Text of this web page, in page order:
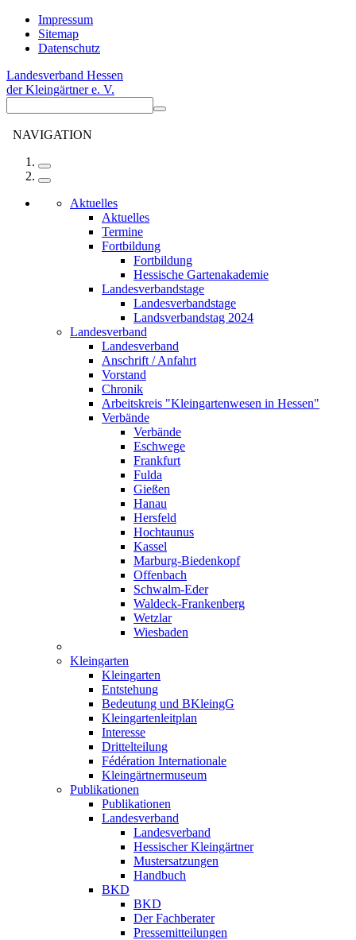
Impressum
Sitemap
Datenschutz
Landesverband Hessen
der Kleingärtner e. V.
NAVIGATION
Aktuelles
Aktuelles
Termine
Fortbildung
Fortbildung
Hessische Gartenakademie
Landesverbandstage
Landesverbandstage
Landsverbandstag 2024
Landesverband
Landesverband
Anschrift / Anfahrt
Vorstand
Chronik
Arbeitskreis "Kleingartenwesen in Hessen"
Verbände
Verbände
Eschwege
Frankfurt
Fulda
Gießen
Hanau
Hersfeld
Hochtaunus
Kassel
Marburg-Biedenkopf
Offenbach
Schwalm-Eder
Waldeck-Frankenberg
Wetzlar
Wiesbaden
Kleingarten
Kleingarten
Entstehung
Bedeutung und BKleingG
Kleingartenleitplan
Interesse
Drittelteilung
Fédération Internationale
Kleingärtnermuseum
Publikationen
Publikationen
Landesverband
Landesverband
Hessischer Kleingärtner
Mustersatzungen
Handbuch
BKD
BKD
Der Fachberater
Pressemitteilungen